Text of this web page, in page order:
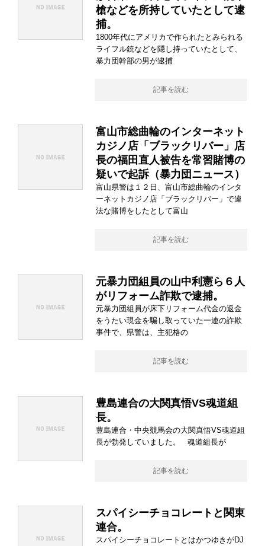
槍などを所持していたとして逮
捕。
1800年代にアメリカで作られたとみられる
ライフル銃などを隠し持っていたとして、
暴力団幹部の男が逮捕
記事を読む
富山市総曲輪のインターネット
カジノ店「ブラックリバー」店
長の福田直人被告を常習賭博の
疑いで起訴（暴力団ニュース）
富山県警は１２日、富山市総曲輪のインタ
ーネットカジノ店「ブラックリバー」で違
法な賭博をしたとして富山
記事を読む
元暴力団組員の山中利憲ら６人
がリフォーム詐欺で逮捕。
元暴力団組員が床下リフォーム代金の返金
をうたい現金を騙し取っていた一連の詐欺
事件で、県警は、主犯格の
記事を読む
豊島連合の大関真悟VS魂道組
長。
豊島連合・中央競馬会の大関真悟VS魂道組
長が勃発していました。 魂道組長が
記事を読む
スパイシーチョコレートと関東
連合。
スパイシーチョコレートとはかつゆきがDJ